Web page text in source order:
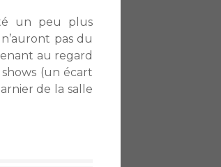
un peu plus
pas du
au regard
(un écart
de la salle